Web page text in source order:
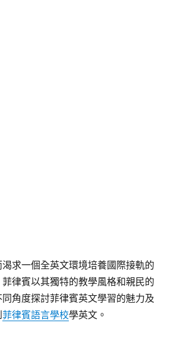
求一個全英文環境培養國際接軌的
律賓以其獨特的教學風格和親民的
角度探討菲律賓英文學習的魅力及
菲律賓語言學校學英文。